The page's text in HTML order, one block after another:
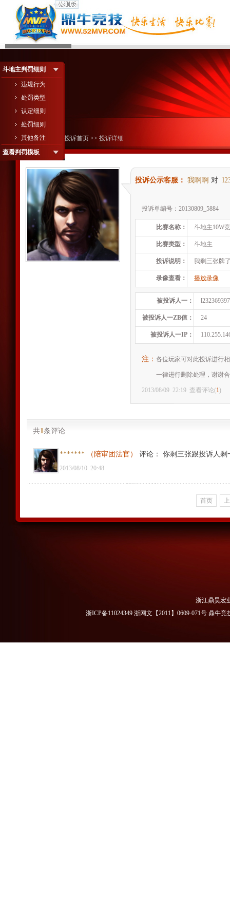
斗地主判罚细则
违规行为
处罚类型
认定细则
处罚细则
其他备注
查看判罚模板
您现在的位置： 投诉首页 >> 投诉详细
投诉公示客服： 我啊啊 对
投诉单编号：20130809_5884
比赛名称： 斗地主10W
比赛类型： 斗地主
投诉说明： 我剩三张牌
录像查看： 播放录像
被投诉人一：
被投诉人一ZB值： 24
被投诉人一IP：
注： 各位玩家可对此投诉进行
一律进行删除处理，谢谢
2013/08/09 22:19 查看评论(1)
共1条评论
******* （陪审团法官） 评论 ： 你剩三张跟投诉人
2013/08/10 20:48
首页
浙江鼎昊宏
浙ICP备11024349 浙网文【2011】0609-071号 鼎牛竞